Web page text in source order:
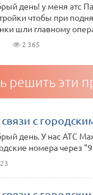
день! у меня атс
чтобы при
шли главному
2 365
решить эти
связи с
день. У нас АТС
номера через